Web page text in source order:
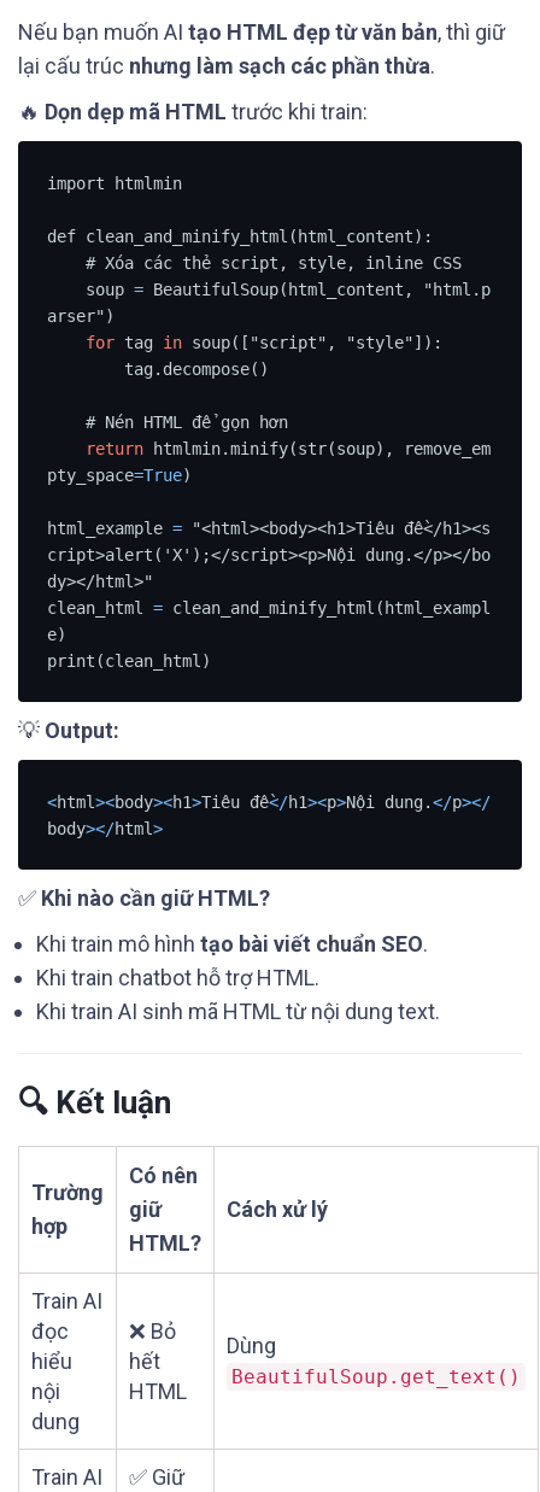
Nếu bạn muốn AI tạo HTML đẹp từ văn bản, thì giữ
lại cấu trúc nhưng làm sạch các phần thừa.
🔥 Dọn dẹp mã HTML trước khi train:
import htmlmin
def clean_and_minify_html(html_content):
    soup
= BeautifulSoup(html_content, "html.p
arser")
for tag in soup(["script", "style"]):
return htmlmin.minify(str(soup), remove_em
pty_space=True)
html_example = "<html><body><h1>Tiêu đề</h1><s
cript>alert('X');</script><p>Nội dung.</p></bo
dy></html>"
clean_html = clean_and_minify_html(html_exampl
e)
💡 Output:
<html><body><h1>Tiêu đề</h1><p>Nội dung.</p></
body></html>
✅ Khi nào cần giữ HTML?
Khi train mô hình tạo bài viết chuẩn SEO.
Khi train chatbot hỗ trợ HTML.
Khi train AI sinh mã HTML từ nội dung text.
🔍 Kết luận
Trường
hợp
Có nên
giữ
HTML?
Cách xử lý
Train AI
đọc
hiểu
nội
dung
❌ Bỏ
hết
HTML
Dùng
BeautifulSoup.get_text()
Train AI
✅ Giữ